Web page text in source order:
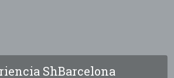
ShBarcelona